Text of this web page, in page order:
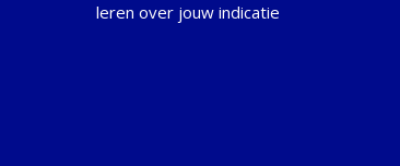
leren over jouw indicatie